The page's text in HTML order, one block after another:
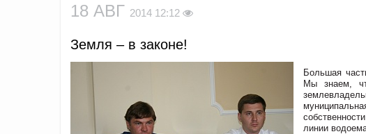
18 АВГ 2014 12:12
Земля – в законе!
Большая
Мы знаем,
линии